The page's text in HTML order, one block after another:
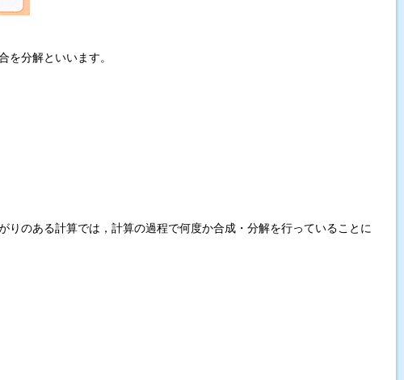
を分解といいます。
のある計算では，計算の過程で何度か合成・分解を行っていることに